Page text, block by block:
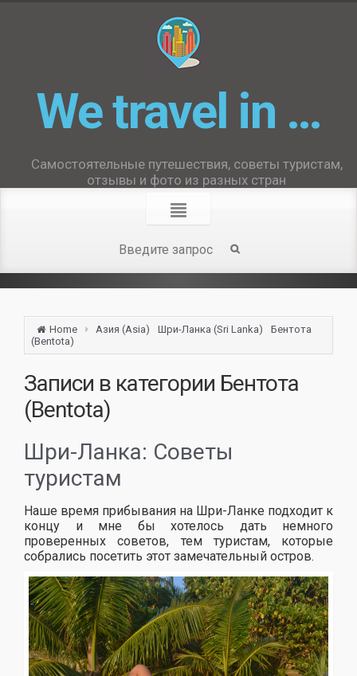
We travel in …
Самостоятельные путешествия, советы туристам,
отзывы и фото из разных стран
Home Азия (Asia) Шри-Ланка (Sri Lanka)
Бентота
(Bentota)
Записи в категории Бентота
(Bentota)
Шри-Ланка: Советы
туристам
Наше время прибывания на Шри-Ланке подходит к
концу и мне бы хотелось дать немного
проверенных советов, тем туристам, которые
собрались посетить этот замечательный остров.